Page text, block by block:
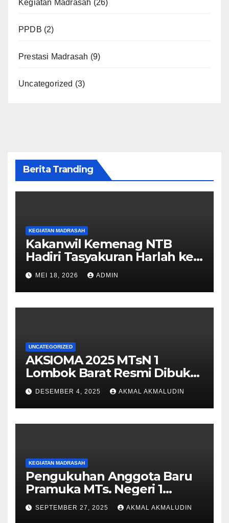
Kegiatan Madrasah (26)
PPDB (2)
Prestasi Madrasah (9)
Uncategorized (3)
Berita Tranding
KEGIATAN MADRASAH
Kakanwil Kemenag NTB
Hadiri Tasyakuran Harlah ke-
29 dan Lepas Pisah Siswa
Kelas IX MTsN 1 Lombok
Barat
MEI 18, 2026 ADMIN
UNCATEGORIZED
AKSIOMA 2025 MTsN 1
Lombok Barat Resmi Dibuka,
Semarakkan Pasca SAS
dengan Semangat
Sportivitas dan Kreativitas
DESEMBER 4, 2025 AKMAL AKMALUDIN
KEGIATAN MADRASAH
Pengukuhan Anggota Baru
Pramuka MTs. Negeri 1
Lombok Barat Tahun 2025 di
Pantai Cemare Lembar
SEPTEMBER 27, 2025 AKMAL AKMALUDIN